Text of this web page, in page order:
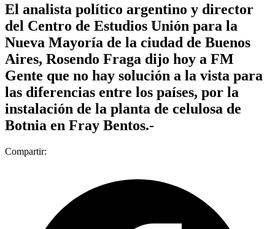
El analista político argentino y director
del Centro de Estudios Unión para la
Nueva Mayoría de la ciudad de Buenos
Aires, Rosendo Fraga dijo hoy a FM
Gente que no hay solución a la vista para
las diferencias entre los países, por la
instalación de la planta de celulosa de
Botnia en Fray Bentos.-
Compartir: